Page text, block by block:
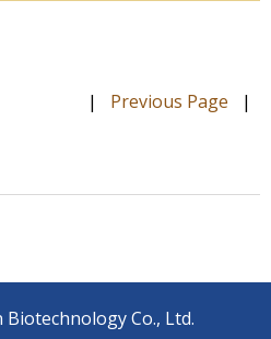
| Previous Page |
Biotechnology Co., Ltd.